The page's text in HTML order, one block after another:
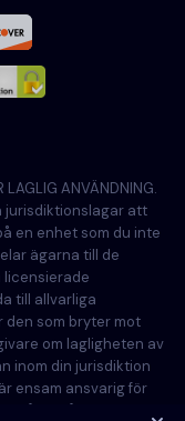
LAGLIG ANVÄNDNING.
jurisdiktionslagar att
en enhet som du inte
ägarna till de
licensierade
till allvarliga
som bryter mot
om lagligheten av
inom din jurisdiktion
ensam ansvarig för
på en sådan enhet